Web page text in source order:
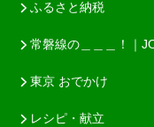
ふるさと納税
常磐線の＿＿＿！｜
東京 おでかけ
レシピ・献立